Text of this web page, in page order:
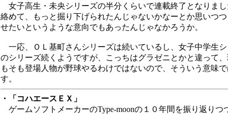
女子高生・未央シリーズの半分くらいで連載終了となりま
絡めて、もっと掘り下げられたんじゃないかなーとか思いつ
せたいというような意向でもあったんじゃなかろうか。
一応、ＯＬ基町さんシリーズは続いているし、女子中学生
のシリーズ続くようですが、こっちはグラゼニとかと違って
もそも登場人物が野球やるわけではないので、そういう意味
す。
・「コハエースＥＸ」
ゲームソフトメーカーのType-moonの１０年間を振り返り